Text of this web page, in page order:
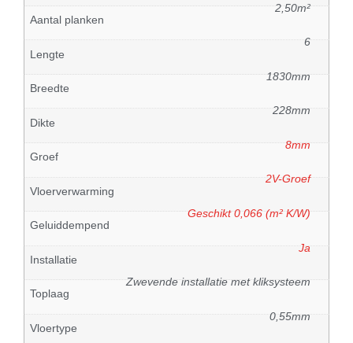
2,50m²
Aantal planken
6
Lengte
1830mm
Breedte
228mm
Dikte
8mm
Groef
2V-Groef
Vloerverwarming
Geschikt 0,066 (m² K/W)
Geluiddempend
Ja
Installatie
Zwevende installatie met kliksysteem
Toplaag
0,55mm
Vloertype